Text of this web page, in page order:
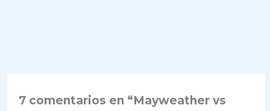
7 comentarios en “Mayweather vs